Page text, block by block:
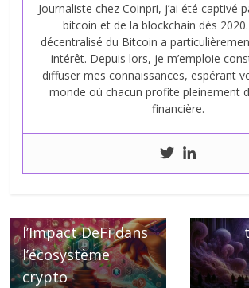
Journaliste chez Coinpri, j’ai été captivé
bitcoin et de la blockchain dès 2020.
décentralisé du Bitcoin a
intérêt. Depuis lors, je m’emploie
diffuser mes connaissances, espérant
monde où chacun profite pleinement
financière.
l’Impact DeFi dans
l’écosystème
crypto